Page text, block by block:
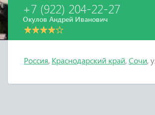
+7 (922) 204-22-27
Окулов Андрей Иванович
Россия, Краснодарский край,Сочи,